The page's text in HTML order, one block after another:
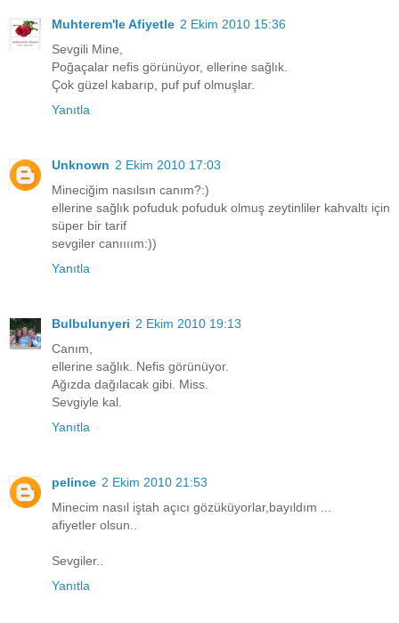
Muhterem'le Afiyetle 2 Ekim 2010 15:36
Sevgili Mine,
Poğaçalar nefis görünüyor, ellerine sağlık.
Çok güzel kabarıp, puf puf olmuşlar.
Yanıtla
Unknown 2 Ekim 2010 17:03
Mineciğim nasılsın canım?:)
ellerine sağlık pofuduk pofuduk olmuş zeytinliler kahvaltı için
süper bir tarif
sevgiler canıııım:))
Yanıtla
Bulbulunyeri 2 Ekim 2010 19:13
Canım,
ellerine sağlık. Nefis görünüyor.
Ağızda dağılacak gibi. Miss.
Sevgiyle kal.
Yanıtla
pelince 2 Ekim 2010 21:53
Minecim nasıl iştah açıcı gözüküyorlar,bayıldım ...
afiyetler olsun..
Sevgiler..
Yanıtla